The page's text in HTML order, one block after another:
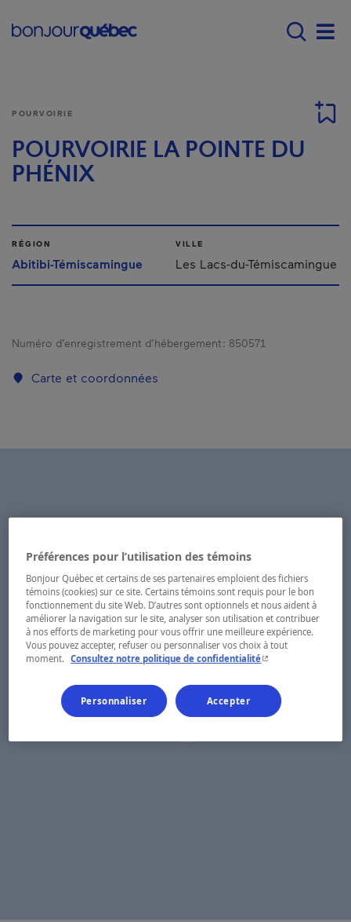
Main navigation -
POURVOIRIE
POURVOIRIE LA POINTE DU
PHÉNIX
RÉGION
Abitibi-Témiscamingue
VILLE
Les Lacs-du-Témiscamingue
Numéro d’enregistrement d’hébergement : 850571
Carte et coordonnées
Préférences pour l’utilisation des témoins
Bonjour Québec et certains de ses partenaires emploient des fichiers
témoins (cookies) sur ce site. Certains témoins sont requis pour le bon
fonctionnement du site Web. D’autres sont optionnels et nous aident à
améliorer la navigation sur le site, analyser son utilisation et contribuer
à nos efforts de marketing pour vous offrir une meilleure expérience.
Vous pouvez accepter, refuser ou personnaliser vos choix à tout
moment.
Consultez notre politique de confidentialité- Cet hyperlien
Personnaliser Accepter